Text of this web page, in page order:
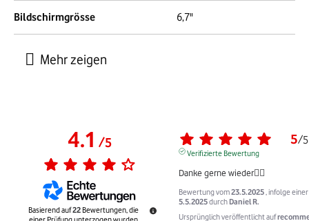
Bildschirmgrösse 6,7"
4.1/5
Basierend auf22 Bewertungen, die
5/5
Verifizierte Bewertung
Danke gerne wieder👍🏻
Bewertung vom23.5.2025 , infolge
5.5.2025durch Daniel R.
Ursprünglich veröffentlicht auf